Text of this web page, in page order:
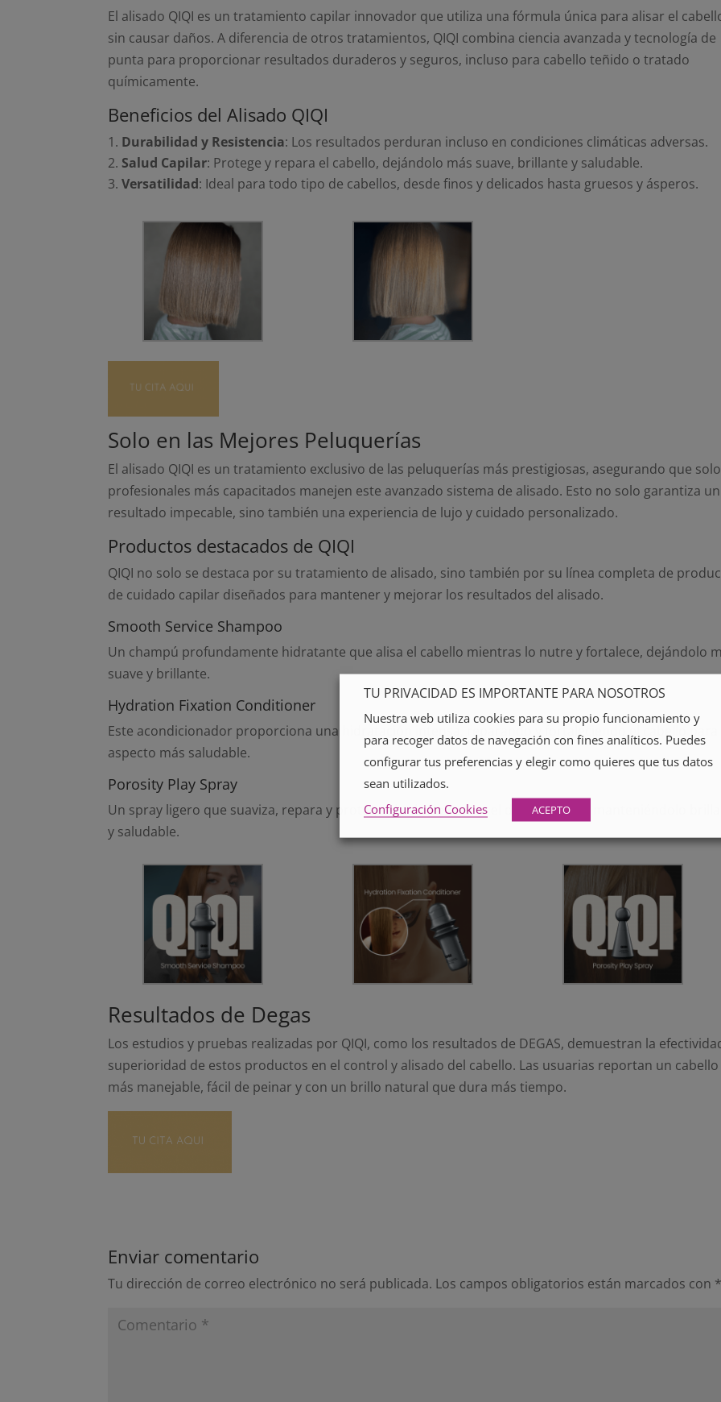
El alisado QIQI es un tratamiento capilar innovador que utiliza una fórmula única para alisar el
sin causar daños. A diferencia de otros tratamientos, QIQI combina ciencia avanzada y tecnología de
punta para proporcionar resultados duraderos y seguros, incluso para cabello teñido o tratado
químicamente.
Beneficios del Alisado QIQI
Durabilidad y Resistencia: Los resultados perduran incluso en condiciones climáticas adversas.
Salud Capilar: Protege y repara el cabello, dejándolo más suave, brillante y saludable.
Versatilidad: Ideal para todo tipo de cabellos, desde finos y delicados hasta gruesos y ásperos.
Solo en las Mejores Peluquerías
El alisado QIQI es un tratamiento exclusivo de las peluquerías más prestigiosas, asegurando que
profesionales más capacitados manejen este avanzado sistema de alisado. Esto no solo garantiza un
resultado impecable, sino también una experiencia de lujo y cuidado personalizado.
Productos destacados de QIQI
QIQI no solo se destaca por su tratamiento de alisado, sino también por su línea completa de
de cuidado capilar diseñados para mantener y mejorar los resultados del alisado.
Smooth Service Shampoo
Un champú profundamente hidratante que alisa el cabello mientras lo nutre y fortalece, dejándolo
suave y brillante​.
Hydration Fixation Conditioner
Este acondicionador proporciona una hidratación intensa, reparando y fortaleciendo el cabello para
aspecto más saludable​.
Porosity Play Spray
Un spray ligero que suaviza, repara y protege el cabello contra el daño térmico, manteniéndolo
y saludable​​.
Resultados de Degas
Los estudios y pruebas realizadas por QIQI, como los resultados de DEGAS, demuestran la
superioridad de estos productos en el control y alisado del cabello. Las usuarias reportan un cabello
más manejable, fácil de peinar y con un brillo natural que dura más tiempo.
Enviar comentario
Tu dirección de correo electrónico no será publicada. Los campos obligatorios están marcados con *
TU PRIVACIDAD ES IMPORTANTE PARA NOSOTROS
Nuestra web utiliza cookies para su propio funcionamiento y
para recoger datos de navegación con fines analíticos. Puedes
configurar tus preferencias y elegir como quieres que tus datos
sean utilizados.
Configuración Cookies
ACEPTO